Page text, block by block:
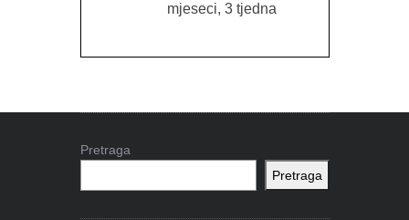
mjeseci, 3 tjedna
Pretraga
Pretraga